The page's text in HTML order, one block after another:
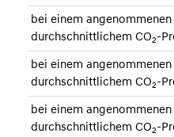
bei einem
durchschnittlichem CO2-
bei einem
durchschnittlichem CO2-
bei einem
durchschnittlichem CO2-